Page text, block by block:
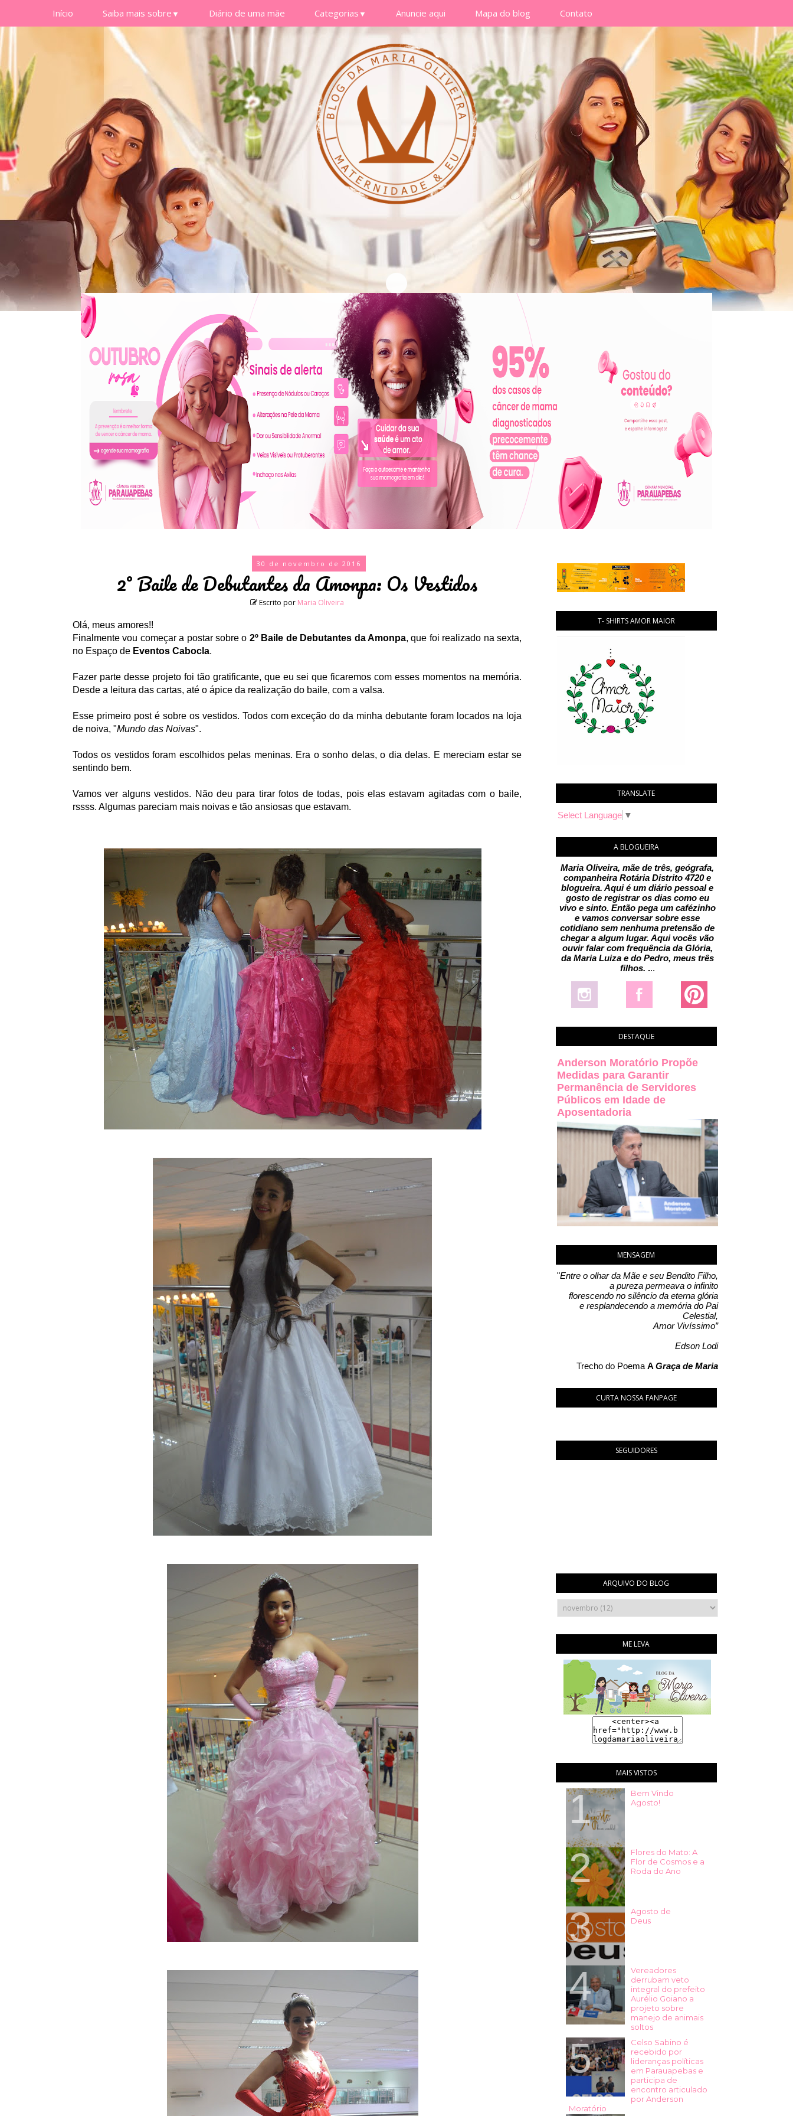
Início Saiba mais sobre ▼ Diário de uma mãe Categorias ▼ Anuncie aqui Mapa do blog Contato
30 de novembro de 2016
2° Baile de Debutantes da Amonpa: Os Vestidos
Escrito por Maria Oliveira
Olá, meus amores!!
Finalmente vou começar a postar sobre o 2º Baile de Debutantes da Amonpa, que foi realizado na sexta,
no Espaço de Eventos Cabocla.
Fazer parte desse projeto foi tão gratificante, que eu sei que ficaremos com esses momentos na memória.
Desde a leitura das cartas, até o ápice da realização do baile, com a valsa.
Esse primeiro post é sobre os vestidos. Todos com exceção do da minha debutante foram locados na loja
de noiva, "Mundo das Noivas".
Todos os vestidos foram escolhidos pelas meninas. Era o sonho delas, o dia delas. E mereciam estar se
sentindo bem.
Vamos ver alguns vestidos. Não deu para tirar fotos de todas, pois elas estavam agitadas com o baile,
rssss. Algumas pareciam mais noivas e tão ansiosas que estavam.
T- SHIRTS AMOR MAIOR
TRANSLATE
Select Language ▼
A BLOGUEIRA
Maria Oliveira, mãe de três, geógrafa,
companheira Rotária Distrito 4720 e
blogueira. Aqui é um diário pessoal e
gosto de registrar os dias como eu
vivo e sinto. Então pega um cafézinho
e vamos conversar sobre esse
cotidiano sem nenhuma pretensão de
chegar a algum lugar. Aqui vocês vão
ouvir falar com frequência da Glória,
da Maria Luiza e do Pedro, meus três
filhos. ...
DESTAQUE
Anderson Moratório Propõe
Medidas para Garantir
Permanência de Servidores
Públicos em Idade de
Aposentadoria
MENSAGEM
"Entre o olhar da Mãe e seu Bendito Filho,
a pureza permeava o infinito
florescendo no silêncio da eterna glória
e resplandecendo a memória do Pai
Celestial,
Amor Vivíssimo”
Edson Lodi
Trecho do Poema A Graça de Maria
CURTA NOSSA FANPAGE
SEGUIDORES
ARQUIVO DO BLOG
ME LEVA
MAIS VISTOS
Bem Vindo
Agosto!
Flores do Mato: A
Flor de Cosmos e a
Roda do Ano
Agosto de
Deus
Vereadores
derrubam veto
integral do prefeito
Aurélio Goiano a
projeto sobre
manejo de animais
soltos
Celso Sabino é
recebido por
lideranças políticas
em Parauapebas e
participa de
encontro articulado
por Anderson
Moratório